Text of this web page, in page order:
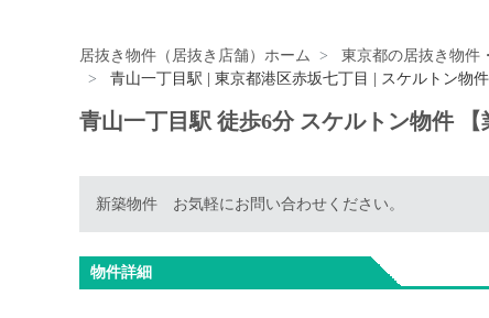
居抜き物件（居抜き店舗）ホーム 東京都の居抜き物件
青山一丁目駅 | 東京都港区赤坂七丁目 | スケルトン物件
青山一丁目駅 徒歩6分 スケルトン物件 【
新築物件 お気軽にお問い合わせください。
物件詳細